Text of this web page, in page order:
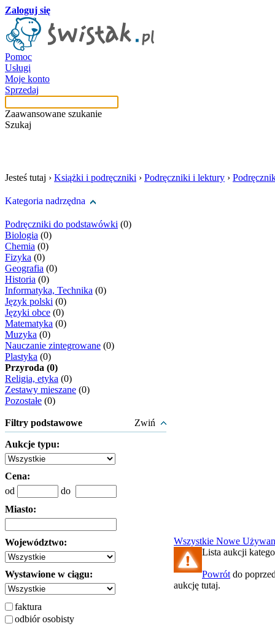
Zaloguj się
Pomoc
Usługi
Moje konto
Sprzedaj
Zaawansowane szukanie
Szukaj
Jesteś tutaj › Książki i podręczniki › Podręczniki i lektury ›
Kategoria nadrzędna
Podręczniki do podstawówki (0)
Biologia (0)
Chemia (0)
Fizyka (0)
Geografia (0)
Historia (0)
Informatyka, Technika (0)
Język polski (0)
Języki obce (0)
Matematyka (0)
Muzyka (0)
Nauczanie zintegrowane (0)
Plastyka (0)
Przyroda (0)
Religia, etyka (0)
Zestawy mieszane (0)
Pozostałe (0)
Filtry podstawowe Zwiń
Aukcje typu:
Cena:
od
do
Miasto:
Województwo:
Wystawione w ciągu:
faktura
odbiór osobisty
Wszystkie Nowe
Lista aukcji
Powrót do
aukcję tutaj.